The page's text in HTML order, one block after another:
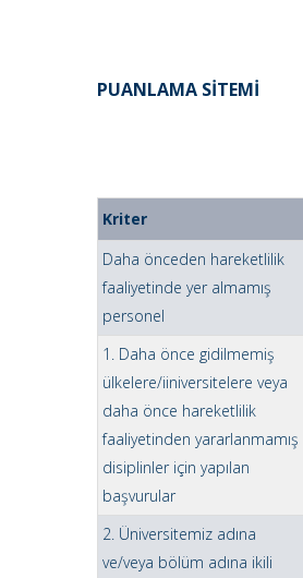
PUANLAMA SİTEMİ
Kriter
Daha önceden hareketlilik
faaliyetinde yer almamış
personel
1. Daha önce gidilmemiş
ülkelere/iiniversitelere veya
daha önce hareketlilik
faaliyetinden yararlanmamış
disiplinler için yapılan
başvurular
2. Üniversitemiz adına
ve/veya bölüm adına ikili